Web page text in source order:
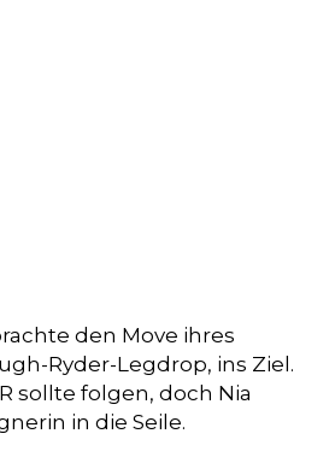
den Move ihres
Ryder-Legdrop, ins Ziel.
sollte folgen, doch Nia
in die Seile.